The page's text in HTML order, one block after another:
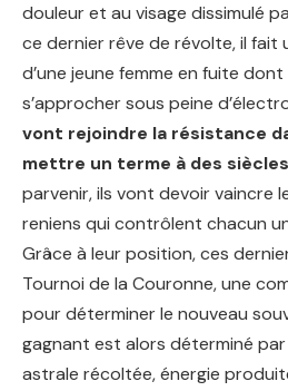
douleur et au visage dissimulé
ce dernier rêve de révolte, il fait
d’une jeune femme en fuite
s’approcher sous peine
vont rejoindre la résistance
mettre un terme à des
parvenir, ils vont devoir vaincre
reniens qui contrôlent chacun
Grâce à leur position, ces
Tournoi de la Couronne, une
pour déterminer le nouveau
gagnant est alors déterminé
astrale récoltée, énergie